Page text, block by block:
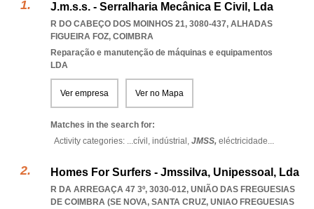
J.m.s.s. - Serralharia Mecânica E Civil, Lda
R DO CABEÇO DOS MOINHOS 21, 3080-437, ALHADAS
FIGUEIRA FOZ, COIMBRA
Reparação e manutenção de máquinas e equipamentos
LDA
Ver empresa Ver no Mapa
Matches in the search for:
Activity categories: ...cívil, indústrial, JMSS, eléctricidade...
Homes For Surfers - Jmssilva, Unipessoal, Lda
R DA ARREGAÇA 47 3º, 3030-012, UNIÃO DAS FREGUESIAS
DE COIMBRA (SE NOVA, SANTA CRUZ, UNIAO FREGUESIAS